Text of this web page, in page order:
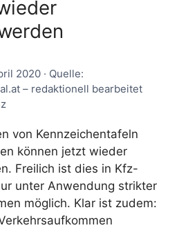
2020 · Quelle:
– redaktionell bearbeitet
von Kennzeichentafeln
können jetzt wieder
Freilich ist dies in Kfz-
unter Anwendung strikter
möglich. Klar ist zudem: